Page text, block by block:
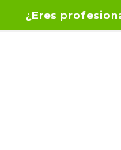
¿Eres